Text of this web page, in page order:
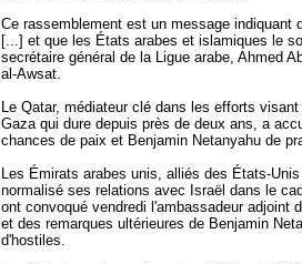
Ce rassemblement est un message indiquant
[...] et que les États arabes et islamiques le
secrétaire général de la Ligue arabe, Ahmed
al-Awsat.
Le Qatar, médiateur clé dans les efforts
Gaza qui dure depuis près de deux ans, a
chances de paix et Benjamin Netanyahu de
Les Émirats arabes unis, alliés des États-
normalisé ses relations avec Israël dans le
ont convoqué vendredi l'ambassadeur adjoint
et des remarques ultérieures de Benjamin
d'hostiles.